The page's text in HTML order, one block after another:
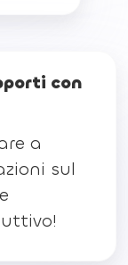
con
a
sul